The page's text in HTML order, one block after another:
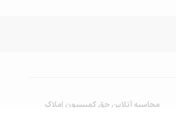
محاسبه آنلاین حق کمیسیون املاک